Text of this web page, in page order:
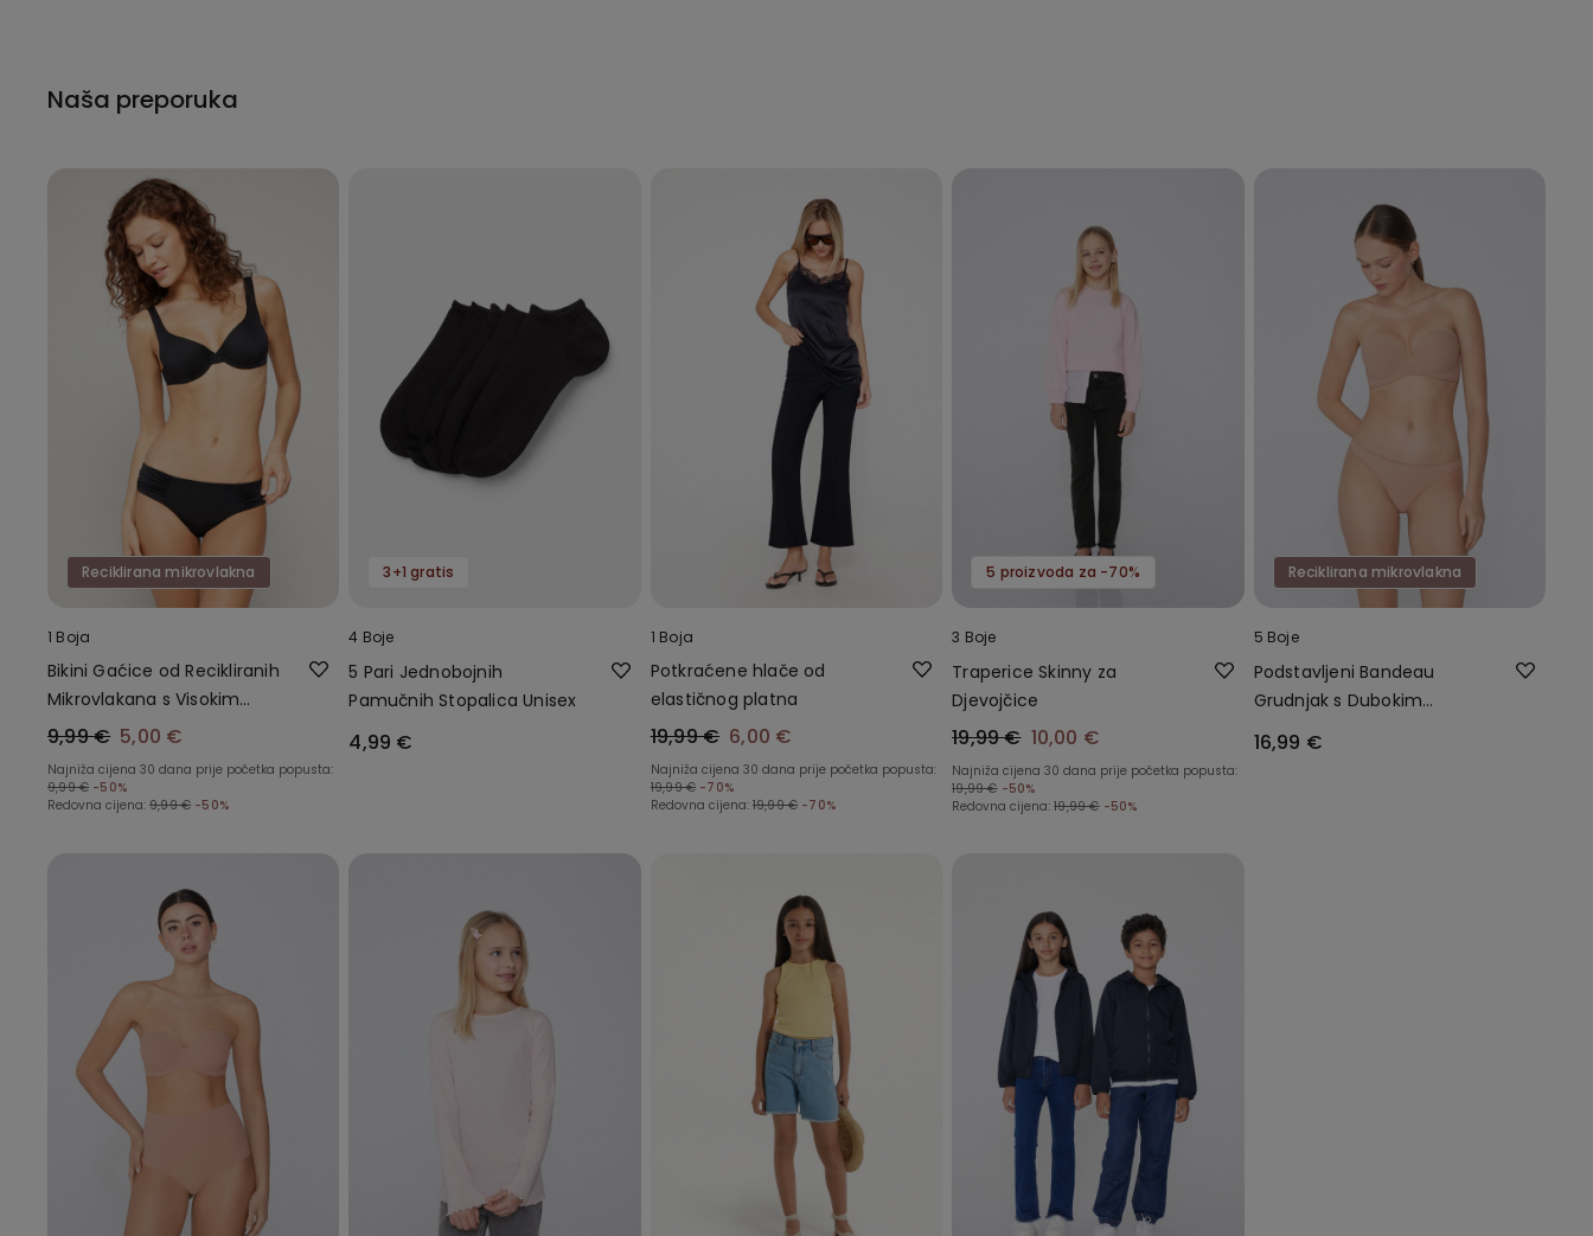
Naša preporuka
Reciklirana mikrovlakna
1 Boja
Bikini Gaćice od Recikliranih
Mikrovlakana s Visokim
Strukom i Naborom
9,99 € 5,00 €
Najniža cijena 30 dana prije početka popusta:
9,99 € -50%
Redovna cijena: 9,99 € -50%
3+1 gratis
4 Boje
5 Pari Jednobojnih
Pamučnih Stopalica Unisex
4,99 €
1 Boja
Potkraćene hlače od
elastičnog platna
19,99 € 6,00 €
Najniža cijena 30 dana prije početka popusta:
19,99 € -70%
Redovna cijena: 19,99 € -70%
5 proizvoda za -70%
3 Boje
Traperice Skinny za
Djevojčice
19,99 € 10,00 €
Najniža cijena 30 dana prije početka popusta:
19,99 € -50%
Redovna cijena:19,99 € -50%
Reciklirana mikrovlakna
5 Boje
Podstavljeni Bandeau
Grudnjak s Dubokim
Mikrovlakana
16,99 €